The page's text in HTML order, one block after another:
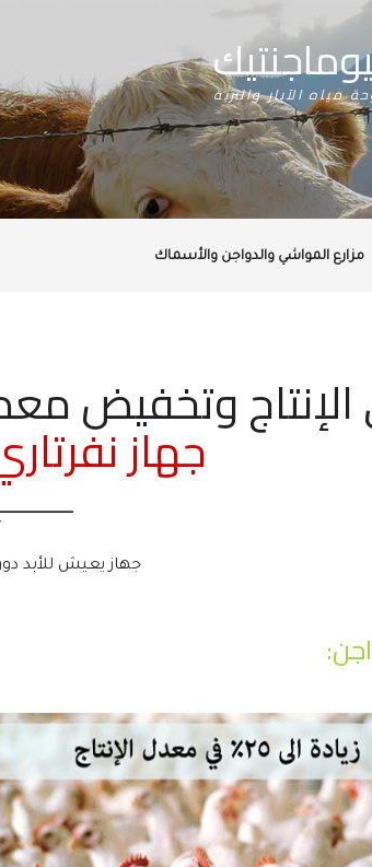
مياه الآبار والتربة
مزارع المواشي والدواجن والأسماك
وتخفيض
جهاز
جهاز يعيش للأبد